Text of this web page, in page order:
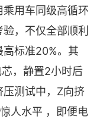
用车同级高循环
，不仅全部顺利
标准20%。其
，静置2小时后
测试中，Z向挤
人水平 ，即便电